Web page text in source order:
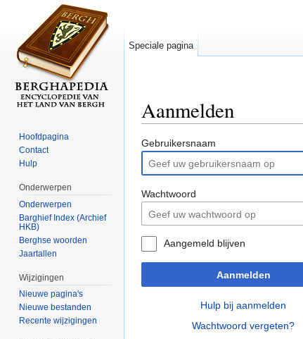
Aanmelden
Gebruikersnaam
Wachtwoord
Aangemeld blijven
Aanmelden
Hulp bij aanmelden
Wachtwoord vergeten?
Speciale pagina
Hoofdpagina
Contact
Hulp
Onderwerpen
Onderwerpen
Barghief Index (Archief
HKB)
Berghse woorden
Jaartallen
Wijzigingen
Nieuwe pagina's
Nieuwe bestanden
Recente wijzigingen